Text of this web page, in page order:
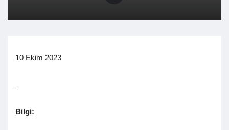
10 Ekim 2023
Bilgi: